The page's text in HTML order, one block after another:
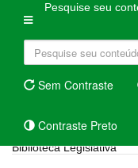
Pesquise seu
Sem Contraste
Contraste Preto
Biblioteca Legislativa